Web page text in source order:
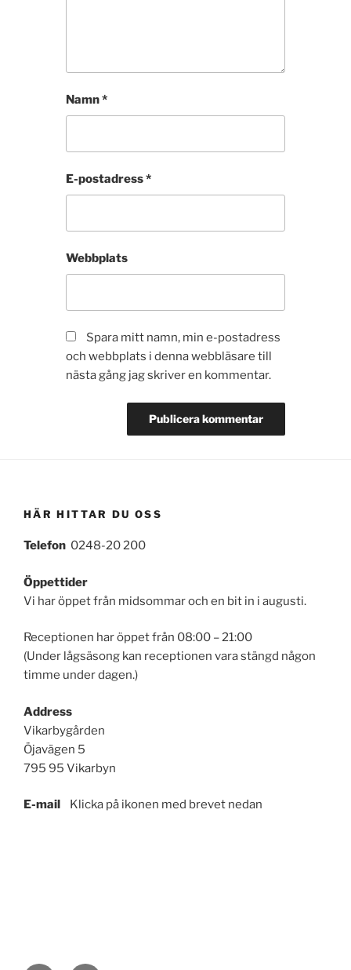
Namn*
E-postadress*
Webbplats
Spara mitt namn, min e-postadress
och webbplats i denna webbläsare till
nästa gång jag skriver en kommentar.
HÄR HITTAR DU OSS
Telefon 0248-20 200
Öppettider
Vi har öppet från midsommar och en bit in i augusti.
Receptionen har öppet från 08:00 – 21:00
(Under lågsäsong kan receptionen vara stängd någon
timme under dagen.)
Address
Vikarbygården
Öjavägen 5
795 95 Vikarbyn
E-mail Klicka på ikonen med brevet nedan